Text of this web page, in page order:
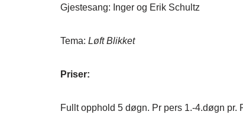
Gjestesang: Inger og Erik Schultz
Tema: Løft Blikket
Priser:
Fullt opphold 5 døgn. Pr pers 1.-4.døgn pr.